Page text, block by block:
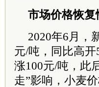
市场价格恢复
2020年6月，
元/吨，同比高
涨100元/吨，此
走”影响，小麦